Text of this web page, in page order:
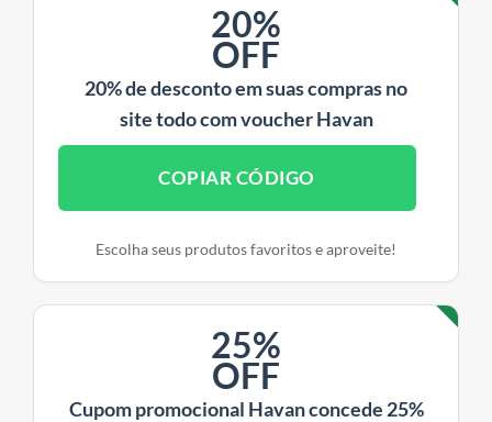
20%
OFF
20% de desconto em suas compras no
site todo com voucher Havan
COPIAR CÓDIGO
Escolha seus produtos favoritos e aproveite!
25%
OFF
Cupom promocional Havan concede 25%